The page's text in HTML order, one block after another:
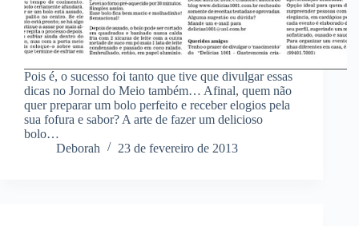
Pois é, o sucesso foi tanto que tive que divulgar essas
dicas no Jornal do Meio também… Afinal, quem não
quer preparar um bolo perfeito e receber elogios pela
sua fofura e sabor? A arte de fazer um delicioso
bolo…
Deborah
23 de fevereiro de 2013